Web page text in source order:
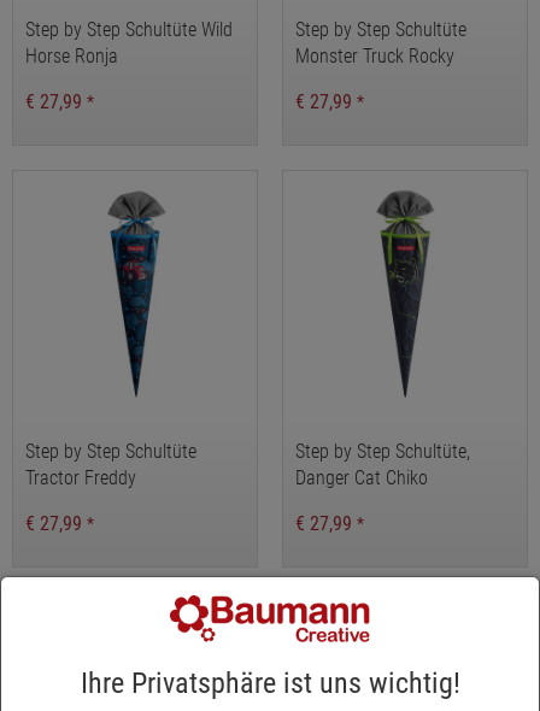
Step by Step Schultüte Wild
Horse Ronja
€ 27,99 *
Step by Step Schultüte
Monster Truck Rocky
€ 27,99 *
Step by Step Schultüte
Tractor Freddy
€ 27,99 *
Step by Step Schultüte,
Danger Cat Chiko
€ 27,99 *
Ihre Privatsphäre ist uns wichtig!